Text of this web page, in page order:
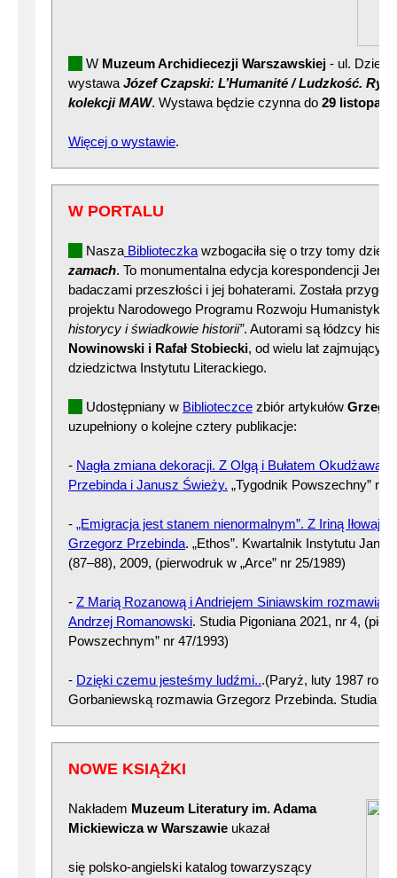
W Muzeum Archidiecezji Warszawskiej - ul.
wystawa Józef Czapski: L’Humanité / Ludzkość.
kolekcji MAW. Wystawa będzie czynna do 29
Więcej o wystawie.
W PORTALU
Nasza Biblioteczka wzbogaciła się o trzy tomy dzieła
zamach. To monumentalna edycja korespondencji
badaczami przeszłości i jej bohaterami. Została
projektu Narodowego Programu Rozwoju Humanistyki
historycy i świadkowie historii”. Autorami są łódzcy
Nowinowski i Rafał Stobiecki, od wielu lat zajmujący
dziedzictwa Instytutu Literackiego.
Udostępniany w Biblioteczce zbiór artykułów
uzupełniony o kolejne cztery publikacje:
- Nagła zmiana dekoracji. Z Olgą i Bułatem Okudżawą
Przebinda i Janusz Świeży. „Tygodnik Powszechny” nr
- „Emigracja jest stanem nienormalnym”. Z Iriną
Grzegorz Przebinda. „Ethos”. Kwartalnik Instytutu Jana
(87–88), 2009, (pierwodruk w „Arce” nr 25/1989)
- Z Marią Rozanową i Andriejem Siniawskim
Andrzej Romanowski. Studia Pigoniana 2021, nr 4,
Powszechnym” nr 47/1993)
- Dzięki czemu jesteśmy ludźmi...(Paryż, luty 1987
Gorbaniewską rozmawia Grzegorz Przebinda. Studia
NOWE KSIĄŻKI
Nakładem Muzeum Literatury im. Adama
Mickiewicza w Warszawie ukazał
się polsko-angielski katalog towarzyszący